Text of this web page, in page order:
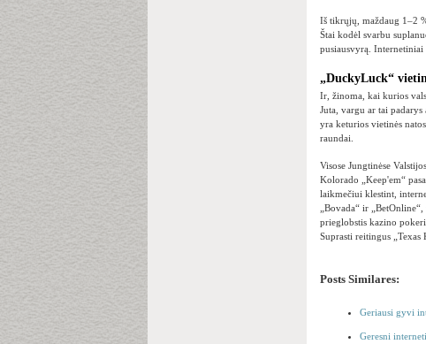
Iš tikrųjų, maždaug 1–2
Štai kodėl svarbu
pusiausvyrą. Internetiniai
„DuckyLuck“
Ir, žinoma, kai kurios
Juta, vargu ar tai
yra keturios vietinės
raundai.
Visose Jungtinėse
Kolorado „Keep'em“
laikmečiui klestint,
„Bovada“ ir
prieglobstis kazino
Suprasti reitingus „Texas
Posts Similares:
Geriausi gyvi
Geresni